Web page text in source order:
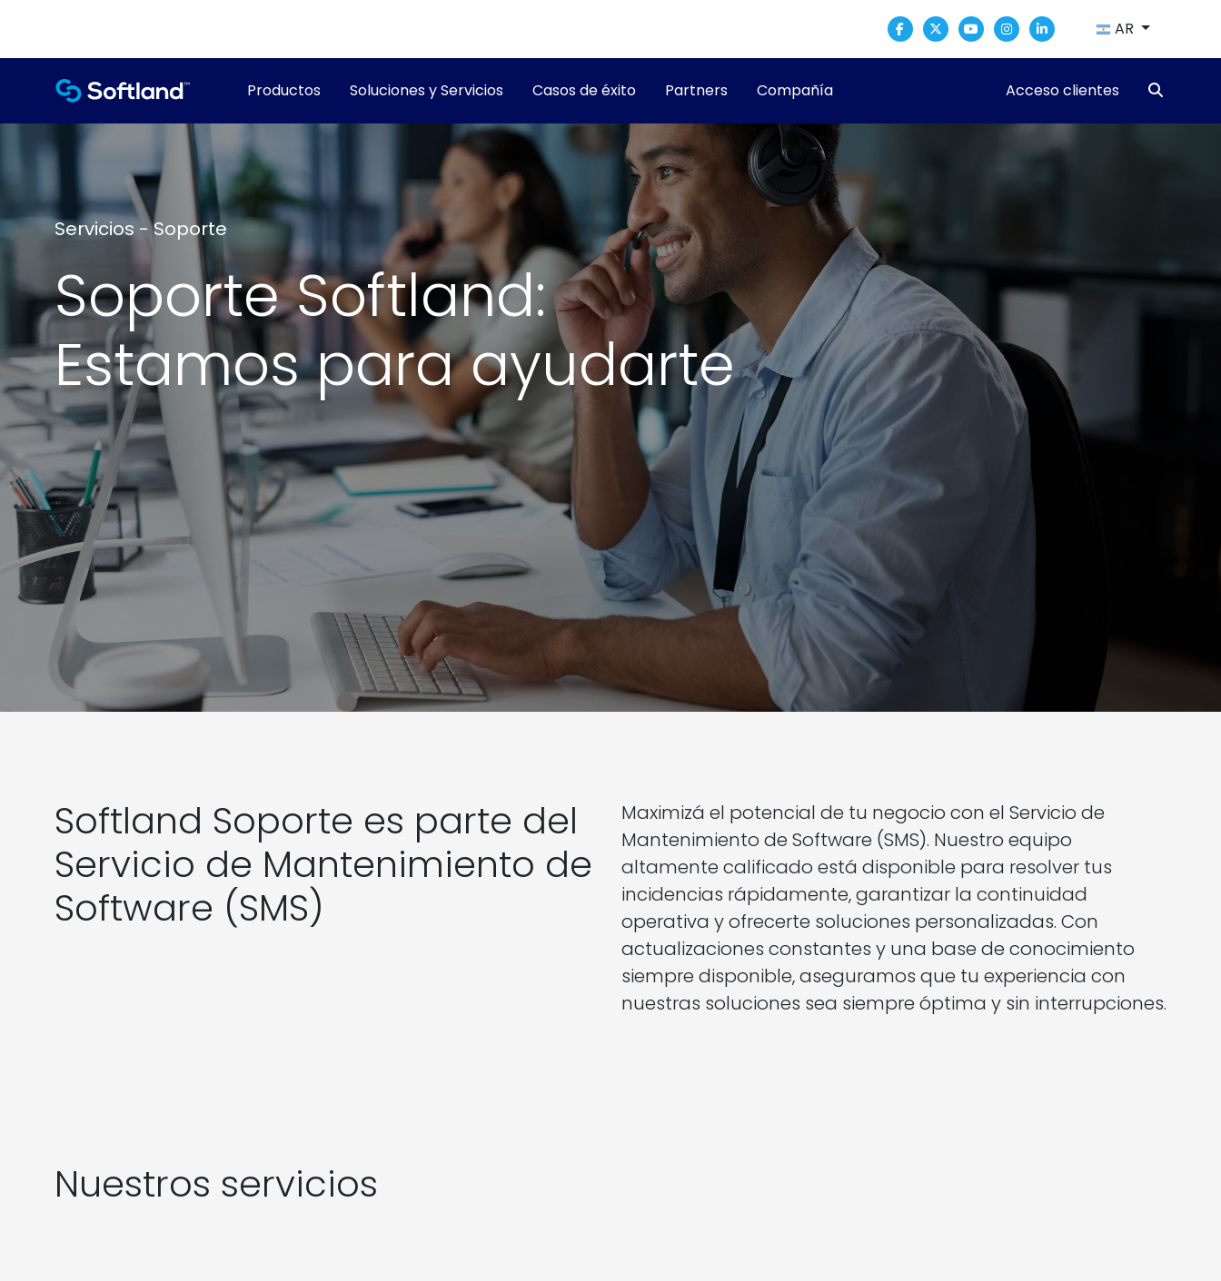
AR
Productos Soluciones y Servicios Casos de éxito Partners Compañía Acceso clientes
Servicios - Soporte
Soporte Softland:
Estamos para ayudarte
Softland Soporte es parte del
Servicio de Mantenimiento de
Software (SMS)
Maximizá el potencial de tu negocio con el Servicio de
Mantenimiento de Software (SMS). Nuestro equipo
altamente calificado está disponible para resolver tus
incidencias rápidamente, garantizar la continuidad
operativa y ofrecerte soluciones personalizadas. Con
actualizaciones constantes y una base de conocimiento
siempre disponible, aseguramos que tu experiencia con
nuestras soluciones sea siempre óptima y sin interrupciones.
Nuestros servicios